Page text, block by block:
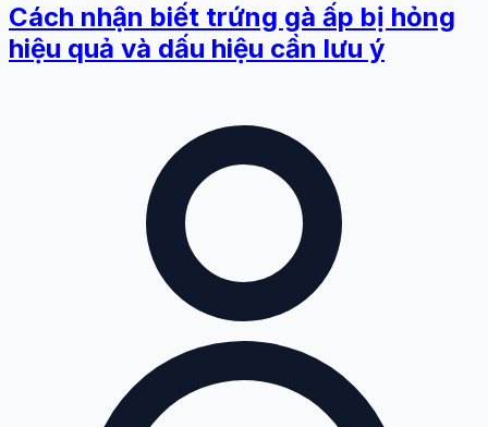
Cách nhận biết trứng gà ấp bị hỏng
hiệu quả và dấu hiệu cần lưu ý